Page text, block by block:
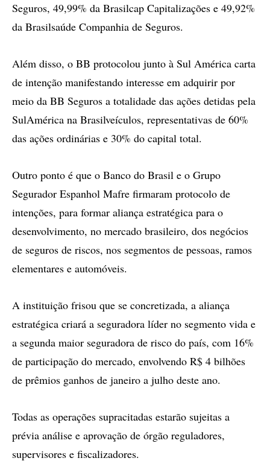
Seguros, 49,99% da Brasilcap Capitalizações e 49,92%
da Brasilsaúde Companhia de Seguros.
Além disso, o BB protocolou junto à Sul América carta
de intenção manifestando interesse em adquirir por
meio da BB Seguros a totalidade das ações detidas pela
SulAmérica na Brasilveículos, representativas de 60%
das ações ordinárias e 30% do capital total.
Outro ponto é que o Banco do Brasil e o Grupo
Segurador Espanhol Mafre firmaram protocolo de
intenções, para formar aliança estratégica para o
desenvolvimento, no mercado brasileiro, dos negócios
de seguros de riscos, nos segmentos de pessoas, ramos
elementares e automóveis.
A instituição frisou que se concretizada, a aliança
estratégica criará a seguradora líder no segmento vida e
a segunda maior seguradora de risco do país, com 16%
de participação do mercado, envolvendo R$ 4 bilhões
de prêmios ganhos de janeiro a julho deste ano.
Todas as operações supracitadas estarão sujeitas a
prévia análise e aprovação de órgão reguladores,
supervisores e fiscalizadores.